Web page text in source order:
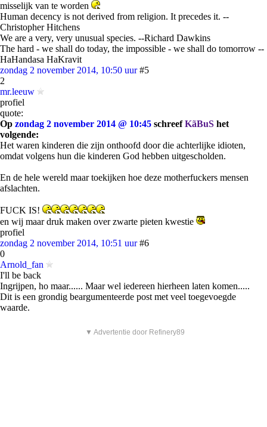
misselijk van te worden
Human decency is not derived from religion. It precedes it. --
Christopher Hitchens
We are a very, very unusual species. --Richard Dawkins
The hard - we shall do today, the impossible - we shall do tomorrow --
HaHandasa HaKravit
zondag 2 november 2014, 10:50 uur #5
2
mr.leeuw
profiel
quote:
Op zondag 2 november 2014 @ 10:45 schreefKãBuS het
volgende:
Het waren kinderen die zijn onthoofd door die achterlijke idioten,
omdat volgens hun die kinderen God hebben uitgescholden.
En de hele wereld maar toekijken hoe deze motherfuckers mensen
afslachten.
FUCK IS!
en wij maar druk maken over zwarte pieten kwestie
profiel
zondag 2 november 2014, 10:51 uur #6
0
Arnold_fan
I'll be back
Ingrijpen, ho maar...... Maar wel iedereen hierheen laten komen.....
Dit is een grondig beargumenteerde post met veel toegevoegde
waarde.
▼ Advertentie door Refinery89